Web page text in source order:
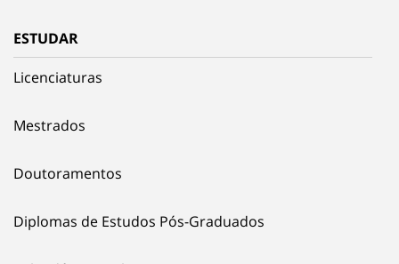
ESTUDAR
Licenciaturas
Mestrados
Doutoramentos
Diplomas de Estudos Pós-Graduados